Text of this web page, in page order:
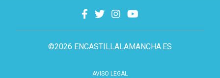
©2026 ENCASTILLALAMANCHA.ES
AVISO LEGAL